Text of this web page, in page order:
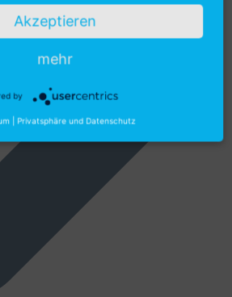
Akzeptieren
mehr
by
Privatsphäre und Datenschutz